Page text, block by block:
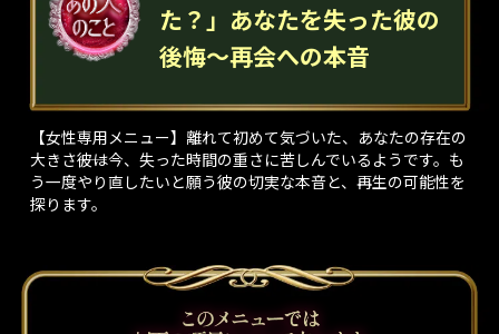
た？」あなたを失った彼の
後悔～再会への本音
【女性専用メニュー】離れて初めて気づいた、あなたの存在の
大きさ――彼は今、失った時間の重さに苦しんでいるようです。も
う一度やり直したいと願う彼の切実な本音と、再生の可能性を
探ります。